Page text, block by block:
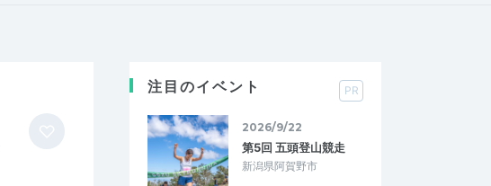
注目のイベント PR
2026/9/22
第5回 五頭登山競走
新潟県阿賀野市